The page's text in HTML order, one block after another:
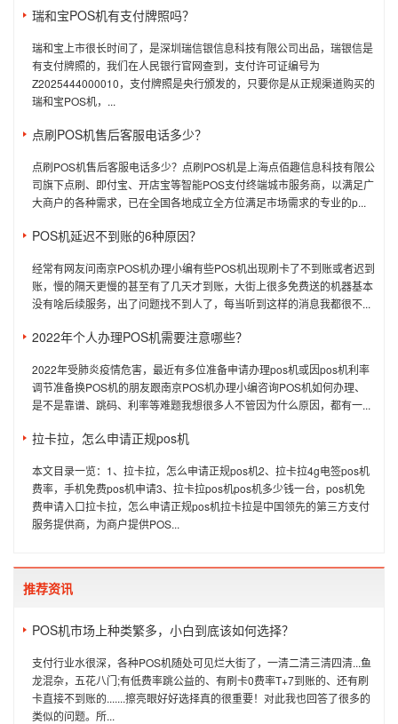
瑞和宝POS机有支付牌照吗？
瑞和宝上市很长时间了，是深圳瑞信银信息科技有限公司出品，瑞银信是
有支付牌照的，我们在人民银行官网查到，支付许可证编号为
Z2025444000010，支付牌照是央行颁发的，只要你是从正规渠道购买的
瑞和宝POS机，...
点刷POS机售后客服电话多少？
点刷POS机售后客服电话多少？点刷POS机是上海点佰趣信息科技有限公
司旗下点刷、即付宝、开店宝等智能POS支付终端城市服务商，以满足广
大商户的各种需求，已在全国各地成立全方位满足市场需求的专业的p...
POS机延迟不到账的6种原因？
经常有网友问南京POS机办理小编有些POS机出现刷卡了不到账或者迟到
账，慢的隔天更慢的甚至有了几天才到账，大街上很多免费送的机器基本
没有啥后续服务，出了问题找不到人了，每当听到这样的消息我都很不...
2022年个人办理POS机需要注意哪些？
2022年受肺炎疫情危害，最近有多位准备申请办理pos机或因pos机利率
调节准备换POS机的朋友跟南京POS机办理小编咨询POS机如何办理、
是不是靠谱、跳码、利率等难题我想很多人不管因为什么原因，都有一...
拉卡拉，怎么申请正规pos机
本文目录一览：1、拉卡拉，怎么申请正规pos机2、拉卡拉4g电签pos机
费率，手机免费pos机申请3、拉卡拉pos机pos机多少钱一台，pos机免
费申请入口拉卡拉，怎么申请正规pos机拉卡拉是中国领先的第三方支付
服务提供商，为商户提供POS...
推荐资讯
POS机市场上种类繁多，小白到底该如何选择？
支付行业水很深，各种POS机随处可见烂大街了，一清二清三清四清...鱼
龙混杂，五花八门;有低费率跳公益的、有刷卡0费率T+7到账的、还有刷
卡直接不到账的.......擦亮眼好好选择真的很重要！对此我也回答了很多的
类似的问题。所...